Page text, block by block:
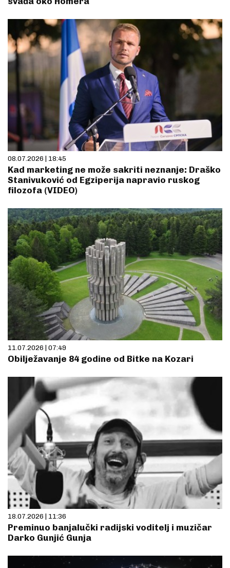
08.07.2026 | 18:45
Kad marketing ne može sakriti neznanje: Draško
Stanivuković od Egziperija napravio ruskog
filozofa (VIDEO)
11.07.2026 | 07:49
Obilježavanje 84 godine od Bitke na Kozari
18.07.2026 | 11:36
Preminuo banjalučki radijski voditelj i muzičar
Darko Gunjić Gunja